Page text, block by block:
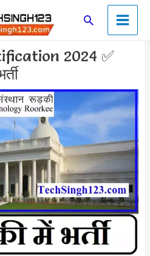
SearchMain
Menu
2024 ✅